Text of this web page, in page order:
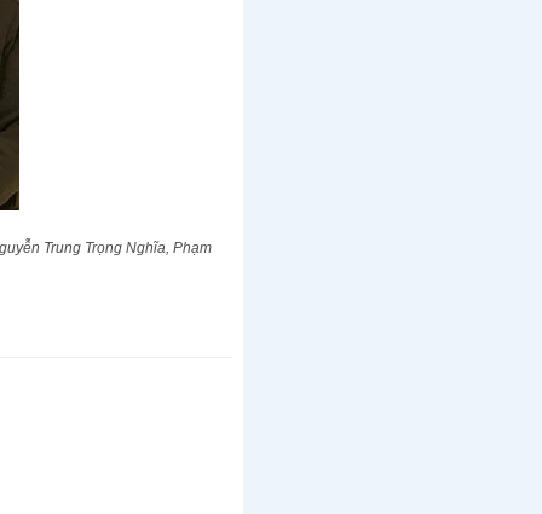
Trung Trọng Nghĩa, Phạm